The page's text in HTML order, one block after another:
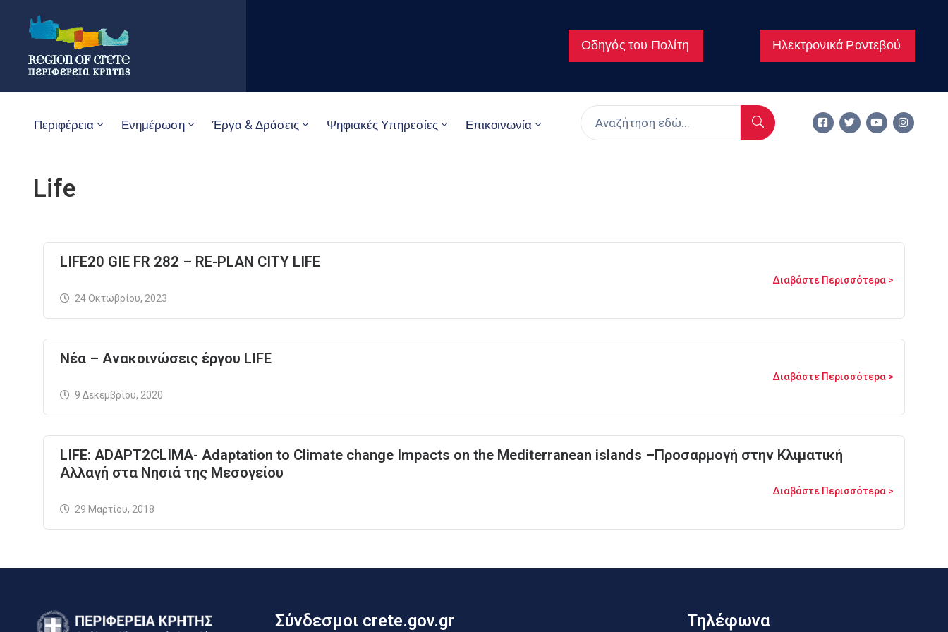
Οδηγός του Πολίτη Ηλεκτρονικά Ραντεβού
Περιφέρεια Ενημέρωση Έργα & Δράσεις Ψηφιακές Υπηρεσίες Επικοινωνία
Life
LIFE20 GIE FR 282 – RE-PLAN CITY LIFE
Διαβάστε Περισσότερα >
24 Οκτωβρίου, 2023
Νέα – Ανακοινώσεις έργου LIFE
Διαβάστε Περισσότερα >
9 Δεκεμβρίου, 2020
LIFE: ADAPT2CLIMA- Adaptation to Climate change Impacts on the Mediterranean islands –Προσαρμογή στην Κλιματική
Αλλαγή στα Νησιά της Μεσογείου
Διαβάστε Περισσότερα >
29 Μαρτίου, 2018
Σύνδεσμοι crete.gov.gr Τηλέφωνα